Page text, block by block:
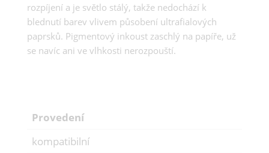
rozpíjení a je světlo stálý, takže nedochází k
blednutí barev vlivem působení ultrafialových
paprsků. Pigmentový inkoust zaschlý na papíře, už
se navíc ani ve vlhkosti nerozpouští.
Provedení
kompatibilní